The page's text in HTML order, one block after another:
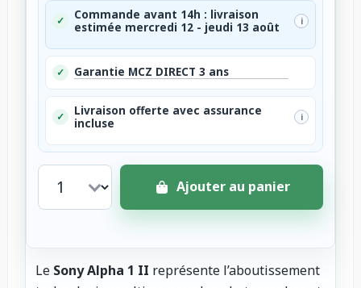
✓
Commande avant 14h : livraison
estimée mercredi 12 - jeudi 13 août
i
✓ Garantie MCZ DIRECT 3 ans
✓
Livraison offerte avec assurance
incluse
i
Ajouter au panier
Le Sony Alpha 1 II représente l’aboutissement